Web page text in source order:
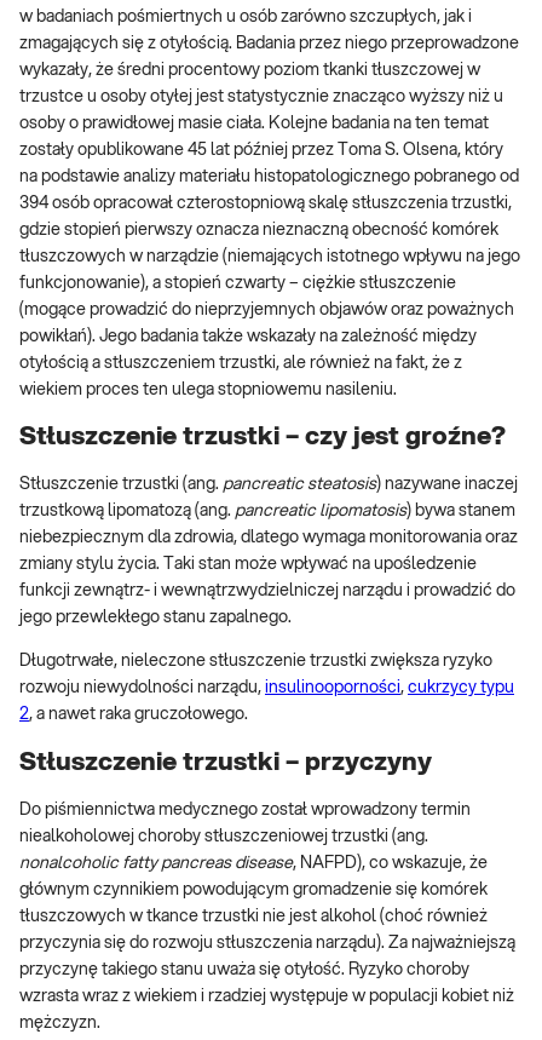
w badaniach pośmiertnych u osób zarówno szczupłych, jak i
zmagających się z otyłością. Badania przez niego przeprowadzone
wykazały, że średni procentowy poziom tkanki tłuszczowej w
trzustce u osoby otyłej jest statystycznie znacząco wyższy niż u
osoby o prawidłowej masie ciała. Kolejne badania na ten temat
zostały opublikowane 45 lat później przez Toma S. Olsena, który
na podstawie analizy materiału histopatologicznego pobranego od
394 osób opracował czterostopniową skalę stłuszczenia trzustki,
gdzie stopień pierwszy oznacza nieznaczną obecność komórek
tłuszczowych w narządzie (niemających istotnego wpływu na jego
funkcjonowanie), a stopień czwarty – ciężkie stłuszczenie
(mogące prowadzić do nieprzyjemnych objawów oraz poważnych
powikłań). Jego badania także wskazały na zależność między
otyłością a stłuszczeniem trzustki, ale również na fakt, że z
wiekiem proces ten ulega stopniowemu nasileniu.
Stłuszczenie trzustki – czy jest groźne?
Stłuszczenie trzustki (ang. pancreatic steatosis) nazywane inaczej
trzustkową lipomatozą (ang. pancreatic lipomatosis) bywa stanem
niebezpiecznym dla zdrowia, dlatego wymaga monitorowania oraz
zmiany stylu życia. Taki stan może wpływać na upośledzenie
funkcji zewnątrz- i wewnątrzwydzielniczej narządu i prowadzić do
jego przewlekłego stanu zapalnego.
Długotrwałe, nieleczone stłuszczenie trzustki zwiększa ryzyko
rozwoju niewydolności narządu, insulinooporności, cukrzycy typu
2, a nawet raka gruczołowego.
Stłuszczenie trzustki – przyczyny
Do piśmiennictwa medycznego został wprowadzony termin
niealkoholowej choroby stłuszczeniowej trzustki (ang.
nonalcoholic fatty pancreas disease, NAFPD), co wskazuje, że
głównym czynnikiem powodującym gromadzenie się komórek
tłuszczowych w tkance trzustki nie jest alkohol (choć również
przyczynia się do rozwoju stłuszczenia narządu). Za najważniejszą
przyczynę takiego stanu uważa się otyłość. Ryzyko choroby
wzrasta wraz z wiekiem i rzadziej występuje w populacji kobiet niż
mężczyzn.